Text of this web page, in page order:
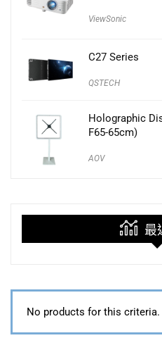
ViewSonic
C27 Series
QSTECH
Holographic
F65-65cm)
AOV
最
No products for this criteria.